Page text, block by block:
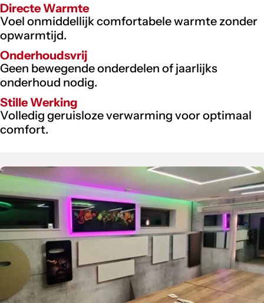
Directe Warmte
Voel onmiddellijk comfortabele warmte zonder
opwarmtijd.
Onderhoudsvrij
Geen bewegende onderdelen of jaarlijks
onderhoud nodig.
Stille Werking
Volledig geruisloze verwarming voor optimaal
comfort.